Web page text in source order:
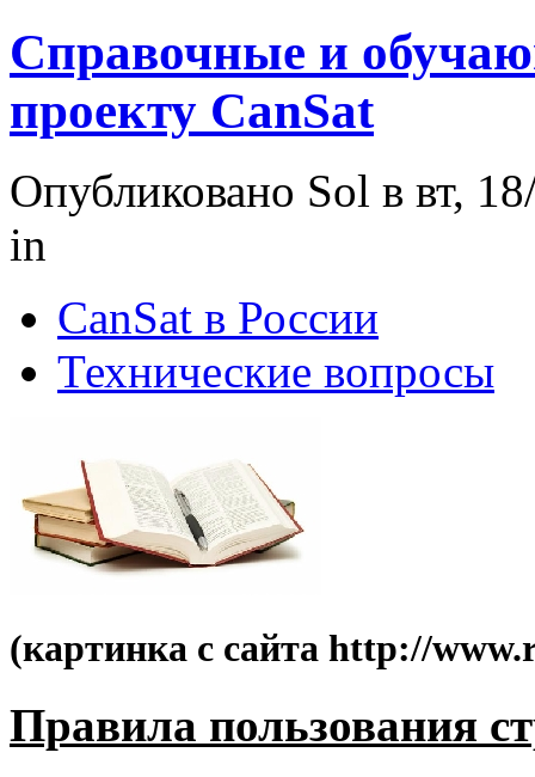
Справочные и
проекту CanSat
Опубликовано Sol в вт,
in
CanSat в России
Технические вопросы
(картинка с сайта http://
Правила пользования